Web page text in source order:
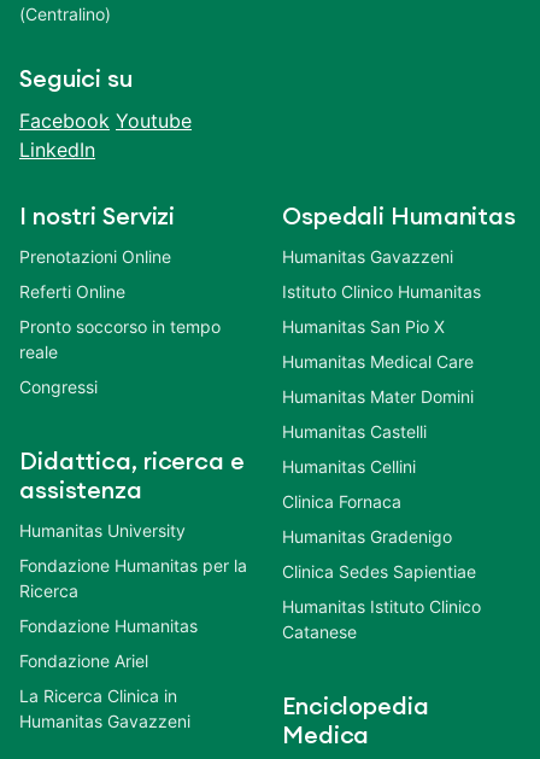
(Centralino)
Seguici su
Facebook Youtube
LinkedIn
I nostri Servizi
Prenotazioni Online
Referti Online
Pronto soccorso in tempo
reale
Congressi
Didattica, ricerca e
assistenza
Humanitas University
Fondazione Humanitas per la
Ricerca
Fondazione Humanitas
Fondazione Ariel
La Ricerca Clinica in
Humanitas Gavazzeni
Ospedali Humanitas
Humanitas Gavazzeni
Istituto Clinico Humanitas
Humanitas San Pio X
Humanitas Medical Care
Humanitas Mater Domini
Humanitas Castelli
Humanitas Cellini
Clinica Fornaca
Humanitas Gradenigo
Clinica Sedes Sapientiae
Humanitas Istituto Clinico
Catanese
Enciclopedia
Medica